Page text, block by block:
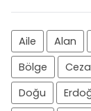
Aile Alan
Bölge
Ceza
Doğu